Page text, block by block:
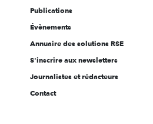
Publications
Évènements
Annuaire des solutions RSE
S'inscrire aux newsletters
Journalistes et rédacteurs
Contact